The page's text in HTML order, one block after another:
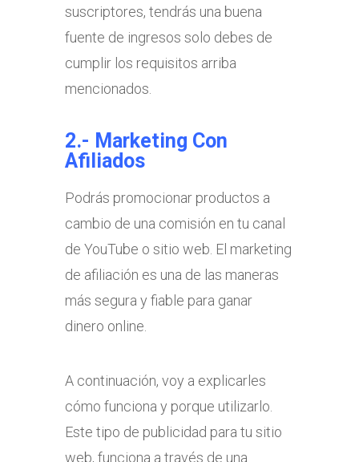
suscriptores, tendrás una buena
fuente de ingresos solo debes de
cumplir los requisitos arriba
mencionados.
2.- Marketing Con
Afiliados
Podrás promocionar productos a
cambio de una comisión en tu canal
de YouTube o sitio web. El marketing
de afiliación es una de las maneras
más segura y fiable para ganar
dinero online.
A continuación, voy a explicarles
cómo funciona y porque utilizarlo.
Este tipo de publicidad para tu sitio
web, funciona a través de una